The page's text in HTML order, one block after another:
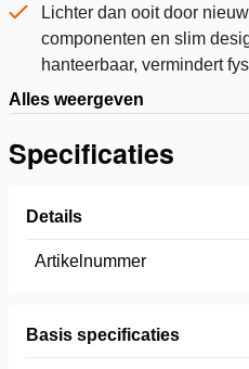
Lichter dan ooit door
componenten en slim
hanteerbaar, vermindert
Alles weergeven
Specificaties
Details
Artikelnummer
Basis specificaties